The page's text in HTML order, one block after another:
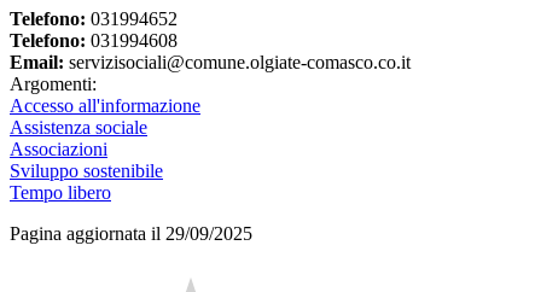
Telefono: 031994652
Telefono: 031994608
Email: servizisociali@comune.olgiate-comasco.co.it
Argomenti:
Accesso all'informazione
Assistenza sociale
Associazioni
Sviluppo sostenibile
Tempo libero
Pagina aggiornata il 29/09/2025